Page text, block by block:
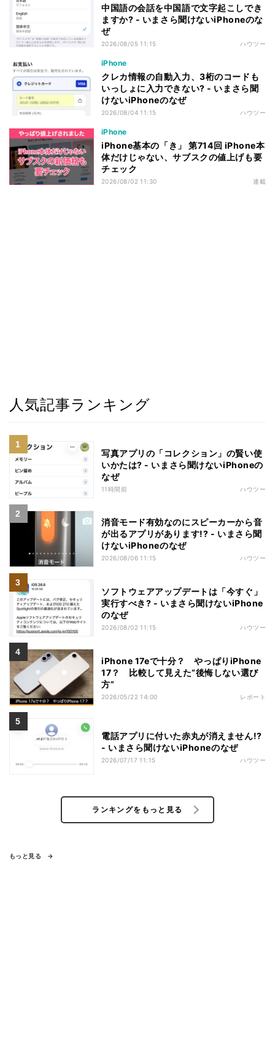
中国語の会話を中国語で文字起こしでき
ますか? - いまさら聞けないiPhoneのな
ぜ
2026/08/05 11:15 ハウツー
iPhone
クレカ情報の自動入力、3桁のコードも
いっしょに入力できない? - いまさら聞
けないiPhoneのなぜ
2026/08/04 11:15 ハウツー
iPhone
iPhone基本の「き」 第714回 iPhone本
体だけじゃない、サブスクの値上げも要
チェック
2026/08/02 11:30 連載
人気記事ランキング
写真アプリの「コレクション」の賢い使
いかたは? - いまさら聞けないiPhoneの
なぜ
11時間前 ハウツー
消音モード有効なのにスピーカーから音
が出るアプリがあります!? - いまさら聞
けないiPhoneのなぜ
2026/08/06 11:15 ハウツー
ソフトウェアアップデートは「今すぐ」
実行すべき? - いまさら聞けないiPhone
のなぜ
2026/08/02 11:15 ハウツー
iPhone 17eで十分？ やっぱりiPhone
17？ 比較して見えた“後悔しない選び
方”
2026/05/22 14:00 レポート
電話アプリに付いた赤丸が消えません!?
- いまさら聞けないiPhoneのなぜ
2026/07/17 11:15 ハウツー
ランキングをもっと見る
もっと見る